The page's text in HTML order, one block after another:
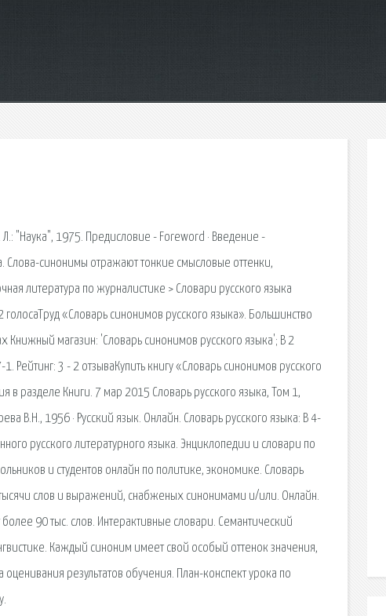
"Наука", 1975. Предисловие - Foreword · Введение -
синонимы отражают тонкие смысловые оттенки,
литература по журналистике > Словари русского языка
«Словарь синонимов русского языка». Большинство
магазин: 'Словарь синонимов русского языка'; В 2
Рейтинг: 3 - 2 отзываКупить книгу «Словарь синонимов русского
в разделе Книги. 7 мар 2015 Словарь русского языка, Том 1,
В.Н., 1956 · Русский язык. Онлайн. Словарь русского языка: В 4-
русского литературного языка. Энциклопедии и словари по
и студентов онлайн по политике, экономике. Словарь
слов и выражений, снабженых синонимами и/или. Онлайн.
90 тыс. слов. Интерактивные словари. Семантический
Каждый синоним имеет свой особый оттенок значения,
результатов обучения. План-конспект урока по